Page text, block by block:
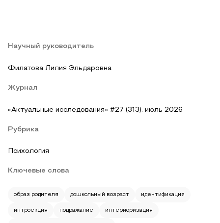
Научный руководитель
Филатова Лилия Эльдаровна
Журнал
«Актуальные исследования» #27 (313), июль 2026
Рубрика
Психология
Ключевые слова
образ родителя дошкольный возраст идентификация
интроекция подражание интериоризация